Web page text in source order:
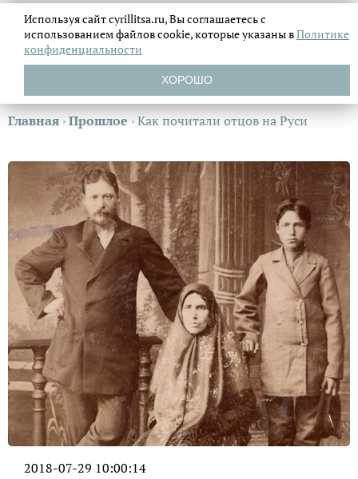
Главная ›Прошлое ›Как почитали отцов на Руси
2018-07-29 10:00:14
Используя сайт cyrillitsa.ru, Вы соглашаетесь с
использованием файловcookie, которые указаны вПолитике
конфиденциальности
ХОРОШО